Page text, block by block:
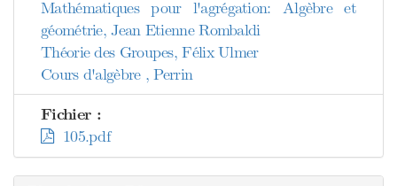
Mathématiques pour l'agrégation: Algèbre et
géométrie, Jean Etienne Rombaldi
Théorie des Groupes, Félix Ulmer
Cours d'algèbre , Perrin
Fichier :
105.pdf